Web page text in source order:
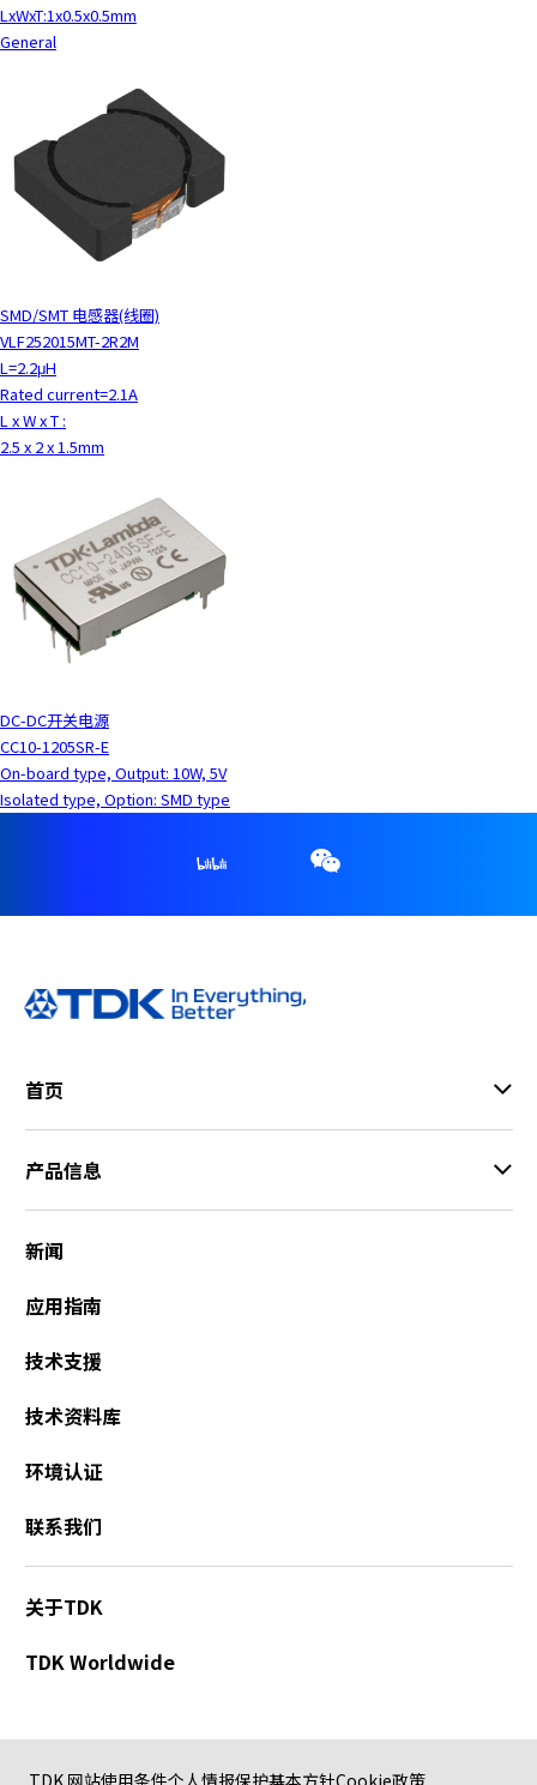
LxWxT:1x0.5x0.5mm
General
SMD/SMT 电感器(线圈)
VLF252015MT-2R2M
L=2.2μH
Rated current=2.1A
L x W x T :
2.5 x 2 x 1.5mm
DC-DC开关电源
CC10-1205SR-E
On-board type, Output: 10W, 5V
Isolated type, Option: SMD type
首页
产品信息
新闻
应用指南
技术支援
技术资料库
环境认证
联系我们
关于TDK
TDK Worldwide
TDK 网站使用条件个人情报保护基本方针Cookie政策